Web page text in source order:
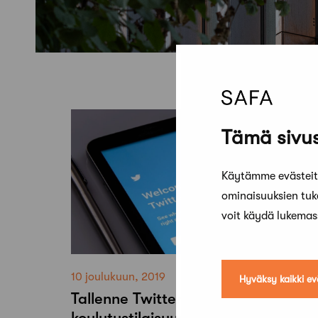
Tämä
Käytämme
ominaisuuksien
voit käydä
Hyväksy kaikki
10 joulukuun, 2019
Tallenne Twitter-